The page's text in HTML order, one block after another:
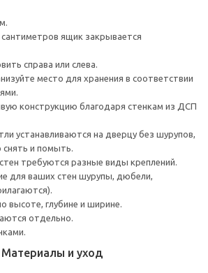
ящик закрывается
справа или слева.
место для хранения в соответствии
конструкцию благодаря стенкам из ДСП
устанавливаются на дверцу без шурупов,
снять и помыть.
требуются разные виды креплений.
для ваших стен шурупы, дюбели,
высоте, глубине и ширине.
отдельно.
Материалы и уход